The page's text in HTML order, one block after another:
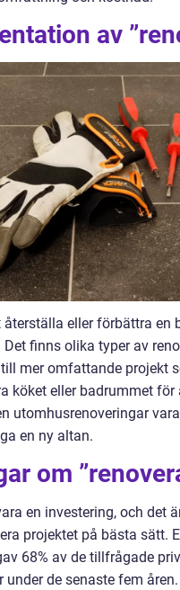
av
återställa eller förbättra
finns olika typer av
mer omfattande projekt
köket eller badrummet
utomhusrenoveringar
en ny altan.
om
en investering, och det
projektet på bästa sätt.
68% av de tillfrågade
de senaste fem